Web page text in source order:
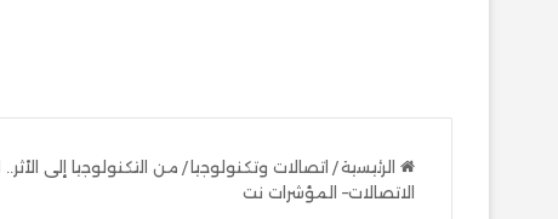
الرئيسية/ اتصالات وتكنولوجيا /
الاتصالات– المؤشرات نت